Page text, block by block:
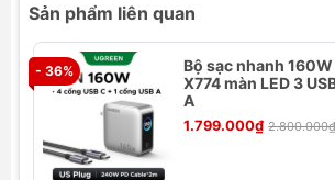
Thương hiệu: Mazer
Màu sắc: Dark gray
Input: Type-C
Output: 1 x HDMI 4K 30Hz, 3 x
Micro SD/SD card reader, 1 x
Cổng HDMI: 4K 30Hz
Sản phẩm liên quan
- 36%
Bộ sạc nhanh
X774 màn LED 3
A
1.799.000₫